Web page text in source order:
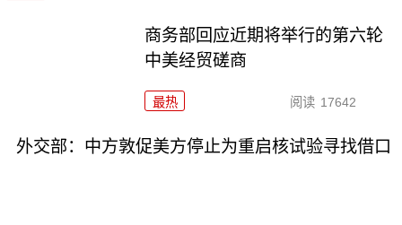
商务部回应近期将举行的第六轮
中美经贸磋商
最热 阅读 17642
外交部：中方敦促美方停止为重启核试验寻找借口